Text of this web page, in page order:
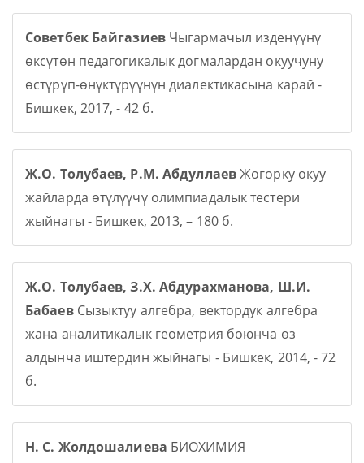
Советбек БайгазиевЧыгармачыл изденүүнү
өксүтөн педагогикалык догмалардан окуучуну
өстүрүп-өнүктүрүүнүн диалектикасына карай -
Бишкек, 2017, - 42 б.
Ж.О. Толубаев, Р.М. АбдуллаевЖогорку окуу
жайларда өтүлүүчү олимпиадалык тестери
жыйнагы - Бишкек, 2013, – 180 б.
Ж.О. Толубаев, З.Х. Абдурахманова, Ш.И.
БабаевСызыктуу алгебра, вектордук алгебра
жана аналитикалык геометрия боюнча өз
алдынча иштердин жыйнагы - Бишкек, 2014, - 72
б.
Н. С. Жолдошалиева БИОХИМИЯ